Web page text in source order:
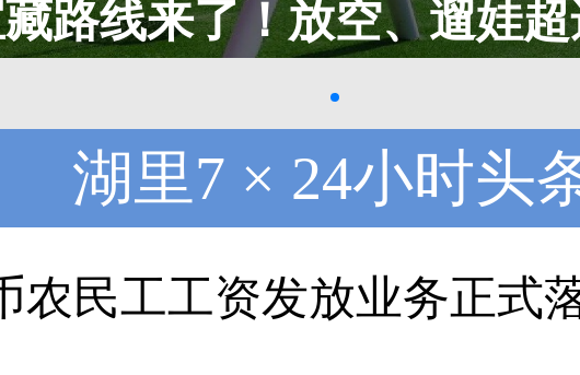
藏路线来了！放空、遛娃
湖里7 × 24小时头
农民工工资发放业务正式